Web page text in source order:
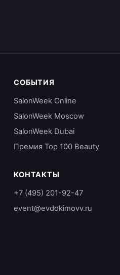
СОБЫТИЯ
SalonWeek Online
SalonWeek Moscow
SalonWeek Dubai
Премия Top 100 Beauty
КОНТАКТЫ
+7 (495) 201-92-47
event@evdokimovv.ru